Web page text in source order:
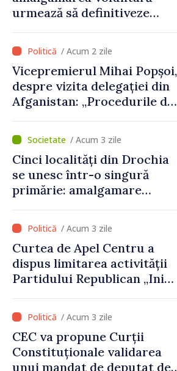
urmează să definitiveze
parcursul lunii august
/ Acum 2 zile
Vicepremierul Mihai Popșoi,
despre vizita delegației din
Afganistan: „Procedurile de
respectate întocmai. Nu s-
au constatat încălcări ale
prevederilor legale”
/ Acum 3 zile
Cinci localități din Drochia
se unesc într-o singură
primărie: amalgamare
stimulente de peste 28 de
milioane de lei oferite de
Guvern
/ Acum 3 zile
Curtea de Apel Centru a
dispus limitarea activității
Partidului Republican „Inima
/ Acum 3 zile
CEC va propune Curții
Constituționale validarea
unui mandat de deputat de